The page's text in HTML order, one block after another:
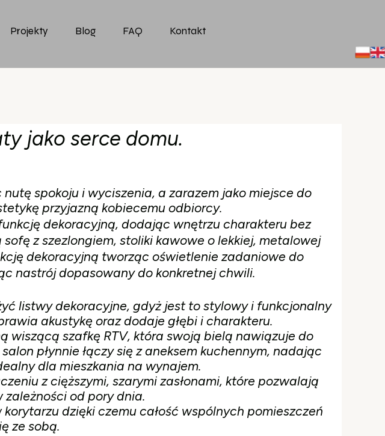
Projekty Blog FAQ Kontakt
jako serce domu.
spokoju i wyciszenia, a zarazem jako miejsce do
przyjazną kobiecemu odbiorcy.
dekoracyjną, dodając wnętrzu charakteru bez
z szezlongiem, stoliki kawowe o lekkiej, metalowej
dekoracyjną tworząc oświetlenie zadaniowe do
nastrój dopasowany do konkretnej chwili.
listwy dekoracyjne, gdyż jest to stylowy i funkcjonalny
akustykę oraz dodaje głębi i charakteru.
wiszącą szafkę RTV, która swoją bielą nawiązuje do
płynnie łączy się z aneksem kuchennym, nadając
dla mieszkania na wynajem.
z cięższymi, szarymi zasłonami, które pozwalają
od pory dnia.
dzięki czemu całość wspólnych pomieszczeń
ze sobą.